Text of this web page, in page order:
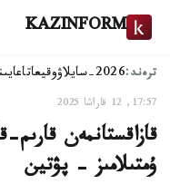
KAZINFORM
ترەند:2026-سايلاۋ وقيعا
17:57, 12 قاراشا 2025
قازاقستانمەن
ۇمتىلامىز - پۋتين